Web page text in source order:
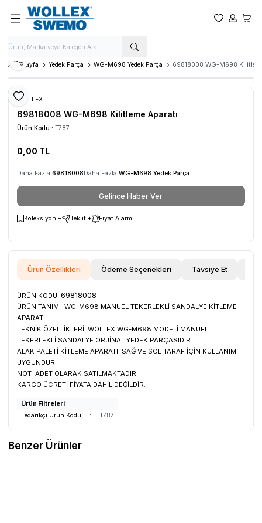
Favorilerim
Hesabım
Ana Sayfa Yedek Parça WG-M698 Yedek Parça 69818008 WG-M698
Favoriye Ekle
Paylaş
WOLLEX
69818008 WG-M698 Kilitleme Aparatı
Ürün Kodu : T787
0,00 TL
Daha Fazla 69818008Daha Fazla WG-M698 Yedek Parça
Gelince Haber Ver
Koleksiyon + Teklif + Fiyat Alarmı
Ürün Özellikleri Ödeme Seçenekleri Tavsiye Et
ÜRÜN KODU: 69818008
ÜRÜN TANIMI: WG-M698 MANUEL TEKERLEKLİ SANDALYE KİTLEME
APARATI.
TEKNİK ÖZELLİKLERİ: WOLLEX WG-M698 MODELİ MANUEL
TEKERLEKLİ SANDALYE ORJİNAL YEDEK PARÇASIDIR.
ALAK PALETİ KİTLEME APARATI. SAĞ VE SOL TARAF İÇİN KULLANIMI
UYGUNDUR.
NOT: ADET OLARAK SATILMAKTADIR.
KARGO ÜCRETİ FİYATA DAHİL DEĞİLDİR.
Ürün Filtreleri
Tedarikçi Ürün Kodu
: T787
Benzer Ürünler